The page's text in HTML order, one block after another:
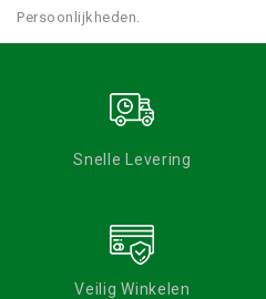
Persoonlijkheden.
Snelle Levering
Veilig Winkelen